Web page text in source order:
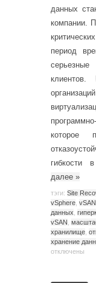
данных
компании.
период
которое
гибкости
далее »
тэги: Site
vSphere vSAN
данных
vSAN
хранилище
хранение
отключены